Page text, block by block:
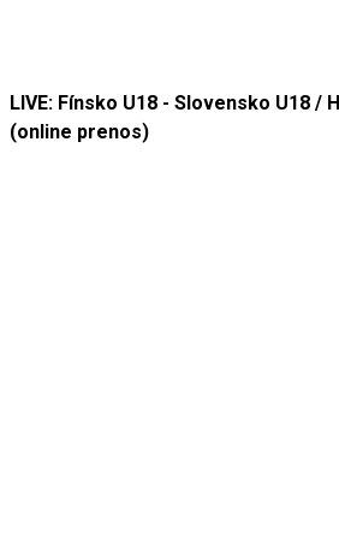
LIVE: Fínsko U18 - Slovensko U18 /
(online prenos)